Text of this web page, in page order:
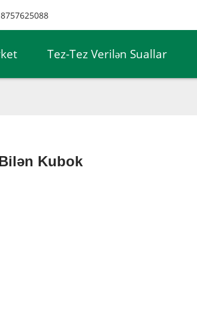
Tez-Tez Verilən Suallar
Kubok